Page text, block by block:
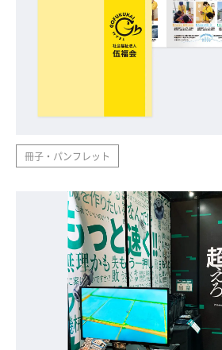
冊子・パンフレット